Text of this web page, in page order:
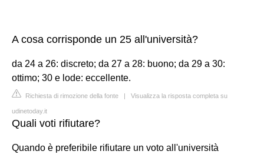
A cosa corrisponde un 25 all'università?
da 24 a 26: discreto; da 27 a 28: buono; da 29 a 30:
ottimo; 30 e lode: eccellente.
Richiesta di rimozione della fonte | Visualizza la risposta completa su
udinetoday.it
Quali voti rifiutare?
Quando è preferibile rifiutare un voto all'università